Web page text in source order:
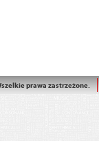
prawa zastrzeżone.